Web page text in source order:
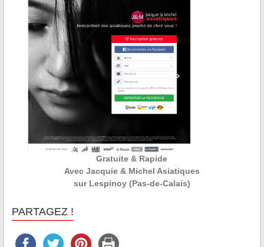
Gratuite & Rapide
Avec Jacquie & Michel Asiatiques
sur Lespinoy (Pas-de-Calais)
PARTAGEZ !